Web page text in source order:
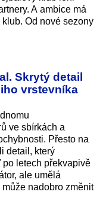
A ambice má
Od nové sezony
Skrytý detail
vrstevníka
ve sbírkách a
Přesto na
detail, který
letech překvapivě
ale umělá
nadobro změnit